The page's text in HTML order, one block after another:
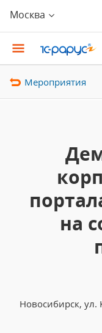
Москва
Мероприятия
на
Новосибирск, ул.